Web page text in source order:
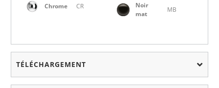
Chrome CR
Noir
mat
MB
TÉLÉCHARGEMENT